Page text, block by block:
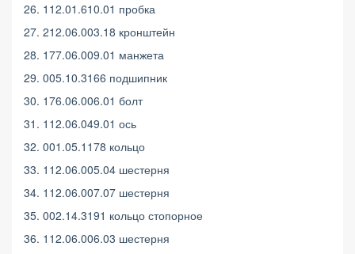
26. 112.01.610.01 пробка
27. 212.06.003.18 кронштейн
28. 177.06.009.01 манжета
29. 005.10.3166 подшипник
30. 176.06.006.01 болт
31. 112.06.049.01 ось
32. 001.05.1178 кольцо
33. 112.06.005.04 шестерня
34. 112.06.007.07 шестерня
35. 002.14.3191 кольцо стопорное
36. 112.06.006.03 шестерня